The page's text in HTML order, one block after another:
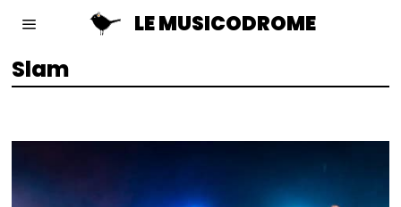
LE MUSICODROME
Slam